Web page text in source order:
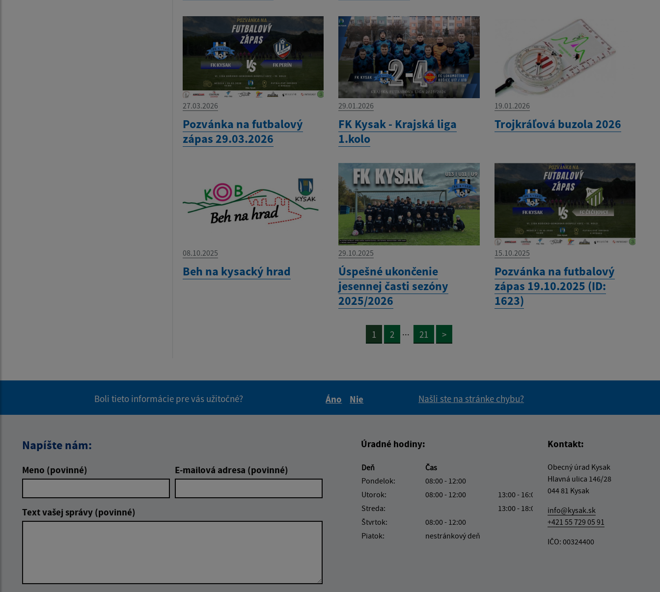
27.03.2026
Pozvánka na futbalový
zápas 29.03.2026
29.01.2026
FK Kysak - Krajská liga
1.kolo
19.01.2026
Trojkráľová buzola 2026
08.10.2025
Beh na kysacký hrad
29.10.2025
Úspešné ukončenie
jesennej časti sezóny
2025/2026
15.10.2025
Pozvánka na futbalový
zápas 19.10.2025 (ID:
1623)
1 2 ... 21 >
Boli tieto informácie pre vás užitočné?
Áno
Nie
Našli ste na stránke chybu?
Napíšte nám:
Meno (povinné) E-mailová adresa (povinné)
Text vašej správy (povinné)
Úradné hodiny:
Deň
Čas
Pondelok:
08:00 - 12:00
Utorok:
08:00 - 12:00
13:00 - 16:00
Streda:
13:00 - 18:00
Štvrtok:
08:00 - 12:00
Piatok:
nestránkový deň
Kontakt:
Obecný úrad Kysak
Hlavná ulica 146/28
044 81 Kysak
info@kysak.sk
+421 55 729 05 91
IČO: 00324400